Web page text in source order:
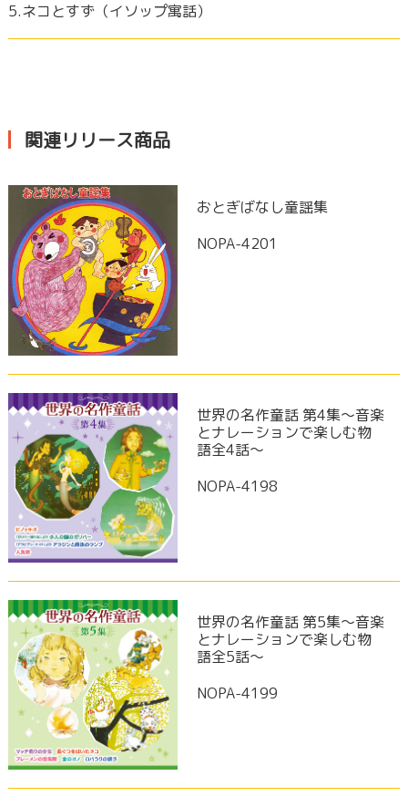
5.ネコとすず（イソップ寓話）
関連リリース商品
おとぎばなし童謡集
NOPA-4201
世界の名作童話 第4集～音楽
とナレーションで楽しむ物
語全4話～
NOPA-4198
世界の名作童話 第5集～音楽
とナレーションで楽しむ物
語全5話～
NOPA-4199